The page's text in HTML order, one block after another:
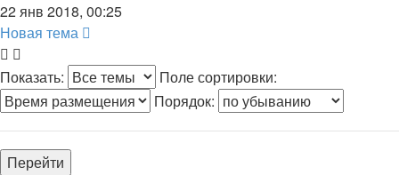
22 янв 2018, 00:25
Новая тема
Показать:
Поле сортировки:
Порядок: